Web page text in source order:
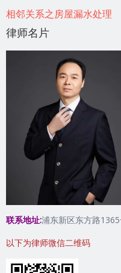
相邻关系之房屋漏水处理
律师名片
联系地址:浦东新区东方路
以下为律师微信二维码